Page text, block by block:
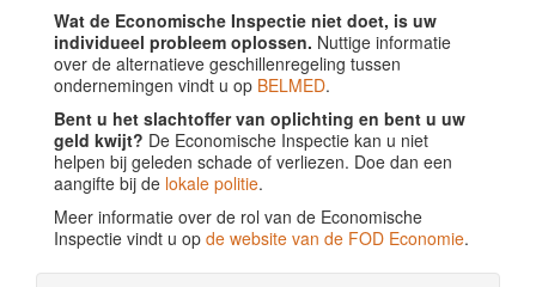
Wat de Economische Inspectie niet doet, is uw
individueel probleem oplossen. Nuttige informatie
over de alternatieve geschillenregeling tussen
ondernemingen vindt u op BELMED.
Bent u het slachtoffer van oplichting en bent u uw
geld kwijt? De Economische Inspectie kan u niet
helpen bij geleden schade of verliezen. Doe dan een
aangifte bij de lokale politie.
Meer informatie over de rol van de Economische
Inspectie vindt u op de website van de FOD Economie.